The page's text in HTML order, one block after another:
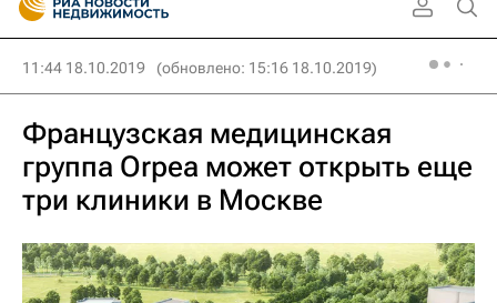
11:44 18.10.2019 (обновлено: 15:16 18.10.2019)
Французская медицинская
группа Orpea может открыть еще
три клиники в Москве